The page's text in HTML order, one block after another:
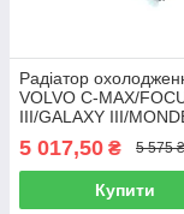
Радіатор
VOLVO C-MAX/
III/GALAXY III/
5 017,50 ₴ 5 575 ₴
Купити